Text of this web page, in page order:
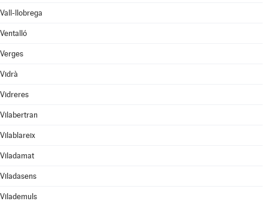
Vall-llobrega
Ventalló
Verges
Vidrà
Vidreres
Vilabertran
Vilablareix
Viladamat
Viladasens
Vilademuls